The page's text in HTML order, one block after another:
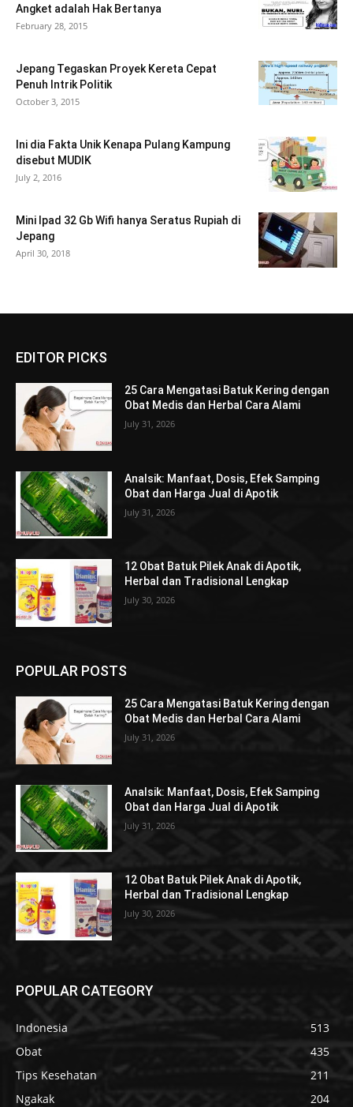
Angket adalah Hak Bertanya
February 28, 2015
Jepang Tegaskan Proyek Kereta Cepat
Penuh Intrik Politik
October 3, 2015
Ini dia Fakta Unik Kenapa Pulang Kampung
disebut MUDIK
July 2, 2016
Mini Ipad 32 Gb Wifi hanya Seratus Rupiah di
Jepang
April 30, 2018
EDITOR PICKS
25 Cara Mengatasi Batuk Kering dengan
Obat Medis dan Herbal Cara Alami
July 31, 2026
Analsik: Manfaat, Dosis, Efek Samping
Obat dan Harga Jual di Apotik
July 31, 2026
12 Obat Batuk Pilek Anak di Apotik,
Herbal dan Tradisional Lengkap
July 30, 2026
POPULAR POSTS
25 Cara Mengatasi Batuk Kering dengan
Obat Medis dan Herbal Cara Alami
July 31, 2026
Analsik: Manfaat, Dosis, Efek Samping
Obat dan Harga Jual di Apotik
July 31, 2026
12 Obat Batuk Pilek Anak di Apotik,
Herbal dan Tradisional Lengkap
July 30, 2026
POPULAR CATEGORY
Indonesia
513
Obat
435
Tips Kesehatan
211
Ngakak
204